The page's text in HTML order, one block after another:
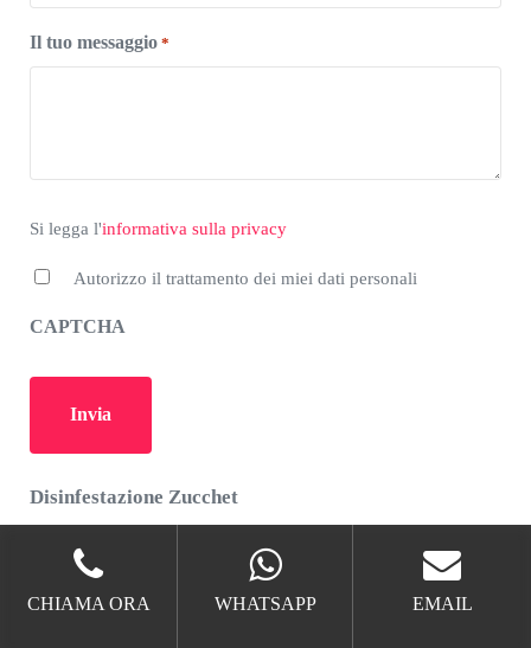
Il tuo messaggio *
Si legga l'informativa sulla privacy
Autorizzo il trattamento dei miei dati personali
CAPTCHA
Disinfestazione Zucchet
Disinfestazione Zucchet Roma
Disinfestazione Zucchet Santa Cornelia
CHIAMA ORA WHATSAPP EMAIL